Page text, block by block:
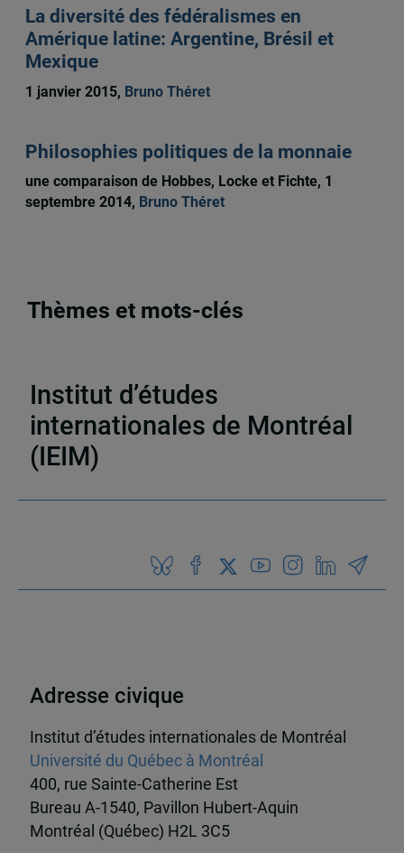
La diversité des fédéralismes en
Amérique latine: Argentine, Brésil et
Mexique
1 janvier 2015, Bruno Théret
Philosophies politiques de la monnaie
une comparaison de Hobbes, Locke et Fichte, 1
septembre 2014, Bruno Théret
Thèmes et mots-clés
Institut d’études
internationales de Montréal
(IEIM)
Adresse civique
Institut d’études internationales de Montréal
Université du Québec à Montréal
400, rue Sainte-Catherine Est
Bureau A-1540, Pavillon Hubert-Aquin
Montréal (Québec) H2L 3C5